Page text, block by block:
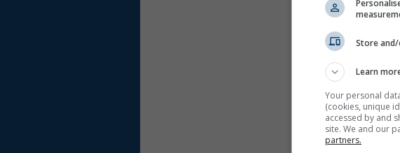
Store
Learn
Your personal
(cookies, unique
accessed by and
site. We and our
partners.